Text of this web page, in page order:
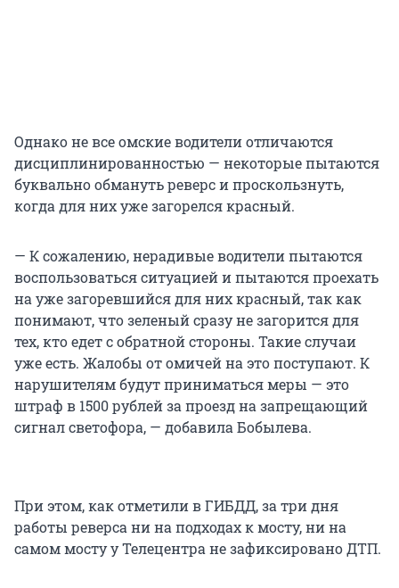
Однако не все омские водители отличаются
дисциплинированностью — некоторые пытаются
буквально обмануть реверс и проскользнуть,
когда для них уже загорелся красный.
— К сожалению, нерадивые водители пытаются
воспользоваться ситуацией и пытаются проехать
на уже загоревшийся для них красный, так как
понимают, что зеленый сразу не загорится для
тех, кто едет с обратной стороны. Такие случаи
уже есть. Жалобы от омичей на это поступают. К
нарушителям будут приниматься меры — это
штраф в 1500 рублей за проезд на запрещающий
сигнал светофора, — добавила Бобылева.
При этом, как отметили в ГИБДД, за три дня
работы реверса ни на подходах к мосту, ни на
самом мосту у Телецентра не зафиксировано ДТП.